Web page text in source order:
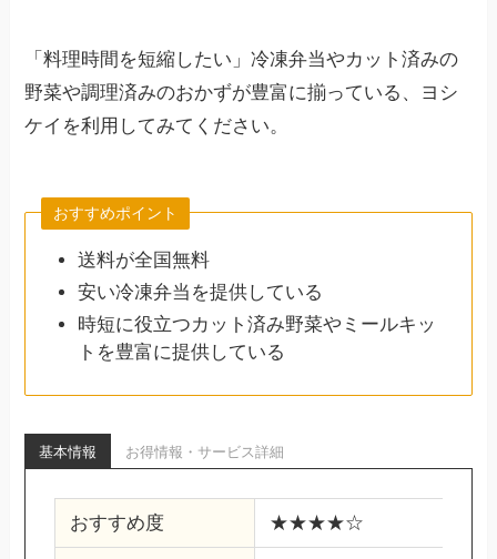
「料理時間を短縮したい」冷凍弁当やカット済みの
野菜や調理済みのおかずが豊富に揃っている、ヨシ
ケイを利用してみてください。
おすすめポイント
送料が全国無料
安い冷凍弁当を提供している
時短に役立つカット済み野菜やミールキッ
トを豊富に提供している
基本情報 お得情報・サービス詳細
おすすめ度 ★★★★☆